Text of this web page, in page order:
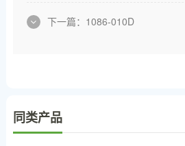
下一篇： 1086-010D
同类产品